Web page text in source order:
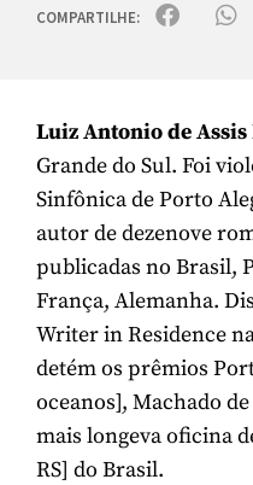
COMPARTILHE:
Luiz Antonio de
Grande do Sul. Foi
Sinfônica de Porto
autor de dezenove
publicadas no Brasil,
França, Alemanha.
Writer in Residence
detém os prêmios
oceanos], Machado
mais longeva oficina
RS] do Brasil.